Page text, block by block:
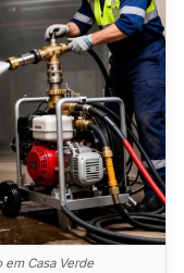
Casa Verde